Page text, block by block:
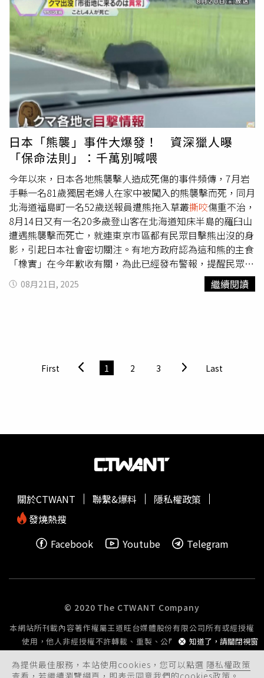
紛，有人批評拍攝者「為何不下去救鹿？」也有人反駁：
「你下去救看看，連成年梅花鹿都掙脫不了，你覺得你跑得
掉嗎？」還有網友指出：「改天就換登山客了」、「高雄永
安老翁被狗咬死的新聞才剛發生！」不少人認為，這起事件
凸顯流浪狗問題的嚴重性，呼籲政府應積極處理，不要等到
有人受害才亡羊補牢。
日本「熊襲」事件大爆發！ 資深獵人曝
「保命法則」：千萬別喊喂
今年以來，日本各地熊襲擊人造成死傷的事件頻傳，7月岩
手縣一名81歲獨居老婦人在家中被闖入的熊襲擊而死，同月
北海道福島町一名52歲送報員遭熊拖入草叢撕咬傷重不治，
8月14日又有一名20多歲登山客在北海道知床半島的羅臼山
遭遇熊襲擊而死亡，就連東京市區都有民眾目擊熊出沒的身
影，引起日本社會密切關注。有地方政府認為這和熊的主食
「橡實」在今年歉收有關，為此已經發布警報，提醒民眾務
必提高警覺。此外，還有資深獵人在接受採訪時，分享了不
幸遭遇熊時的保命訣竅。根據日媒《NEWSポストセブン》
然公園法》便有新增規定：「接近棕熊或是餵食棕熊，將處
罰金30萬日圓」（約新台幣6.2萬元）。至於這麼做的原
起，增加牠們主動靠近人類聚集地與人發生衝突的可能性。
他的觀點來看，登山者在沒有配備獵槍或著獵人陪伴的狀態
下踏入熊的棲息範圍，可以說是相當魯莽的行為。他以北海
電線路下方巡視時，為了應對熊隻，被要求「一定要有獵人
隨行」。這代表他們是以「那裡會有熊出沒」為前提去安排
的時候，要注意「千萬不能大喊『喂』（『おーい』，讀
也會特別提醒年輕的獵人和當地警察，「不可以透過按喇叭
或是放煙火等巨大聲響驅逐熊」，因為過去曾經發生過有人
企圖按汽車喇叭把熊嚇跑，結果反而激怒熊直接打破車窗，
把他從駕駛座拉出來咬死的事件。「因為當熊陷入驚慌時，
你會完全無法預測牠的行動。」這名分部長強調：「重點是
不要嘗試刺激或驚嚇棕熊，而是冷靜觀察棕熊前進的方向，
08月21日, 2025 繼續閱讀
First 1 2 3 Last
為提供最佳服務，本站使用cookies，您可以點選 隱私權政策
查看，若繼續瀏覽網頁，即表示同意我們的cookies政策。
知道了，請關閉視窗
關於CTWANT 聯繫&爆料
隱私權政策
發燒熱搜
Facebook
Youtube Telegram
© 2020 The CTWANT Company
本網站所刊載內容著作權屬王道旺台媒體股份有限公司所有或經授權
使用，他人非經授權不許轉載、重製、公開播送或公開傳輸。